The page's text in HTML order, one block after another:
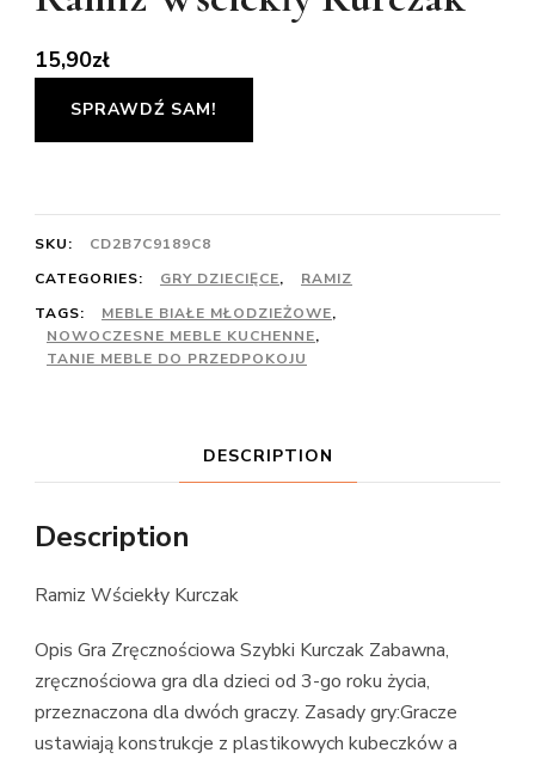
15,90zł
SPRAWDŹ SAM!
SKU:
CD2B7C9189C8
CATEGORIES:
GRY DZIECIĘCE,
RAMIZ
TAGS:
MEBLE BIAŁE MŁODZIEŻOWE,
NOWOCZESNE MEBLE KUCHENNE,
TANIE MEBLE DO PRZEDPOKOJU
DESCRIPTION
Description
Ramiz Wściekły Kurczak
Opis Gra Zręcznościowa Szybki Kurczak Zabawna,
zręcznościowa gra dla dzieci od 3-go roku życia,
przeznaczona dla dwóch graczy. Zasady gry:Gracze
ustawiają konstrukcje z plastikowych kubeczków a